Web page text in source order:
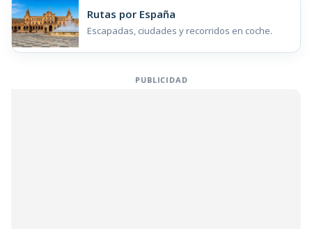
Rutas por España
Escapadas, ciudades y recorridos en coche.
PUBLICIDAD